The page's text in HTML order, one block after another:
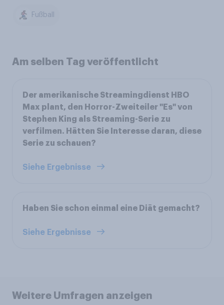
Fußball
Am selben Tag veröffentlicht
Der amerikanische Streamingdienst HBO
Max plant, den Horror-Zweiteiler "Es" von
Stephen King als Streaming-Serie zu
verfilmen. Hätten Sie Interesse daran, diese
Serie zu schauen?
Siehe Ergebnisse
Haben Sie schon einmal eine Diät gemacht?
Siehe Ergebnisse
Weitere Umfragen anzeigen